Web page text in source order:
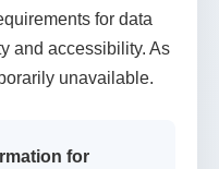
for data
and accessibility. As
unavailable.
for